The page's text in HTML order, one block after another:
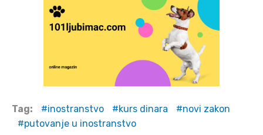
Tag: inostranstvo kurs dinara
novi zakon
putovanje u inostranstvo